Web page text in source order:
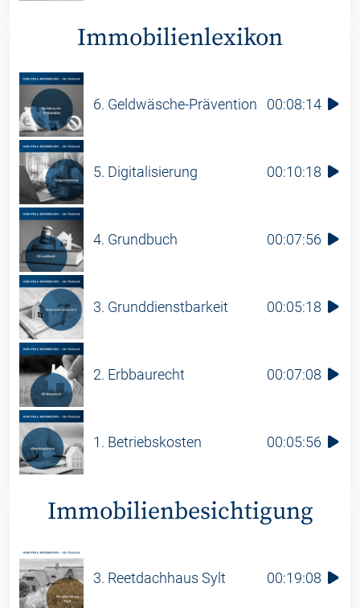
Immobilien­lexikon
6. Geldwäsche-Prävention 00:08:14
5. Digitalisierung 00:10:18
4. Grundbuch 00:07:56
3. Grunddienstbarkeit 00:05:18
2. Erbbaurecht 00:07:08
1. Betriebskosten 00:05:56
Immobilien­besichtigung
3. Reetdachhaus Sylt 00:19:08